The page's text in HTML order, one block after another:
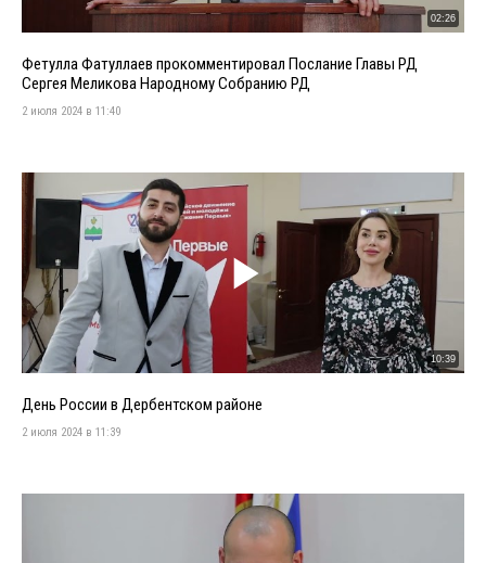
02:26
Фетулла Фатуллаев прокомментировал Послание Главы РД
Сергея Меликова Народному Собранию РД
2 июля 2024 в 11:40
10:39
День России в Дербентском районе
2 июля 2024 в 11:39